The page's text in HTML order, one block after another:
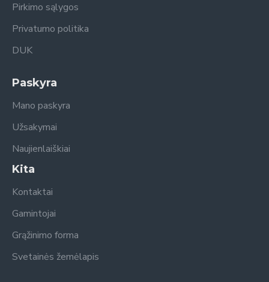
Pirkimo sąlygos
Privatumo politika
DUK
Paskyra
Mano paskyra
Užsakymai
Naujienlaiškiai
Kita
Kontaktai
Gamintojai
Grąžinimo forma
Svetainės žemėlapis